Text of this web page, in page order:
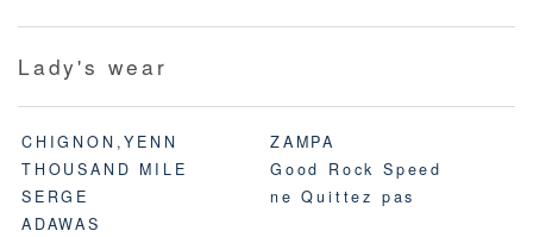
Lady's wear
CHIGNON,YENN
ZAMPA
THOUSAND MILE
Good Rock Speed
SERGE
ne Quittez pas
ADAWAS